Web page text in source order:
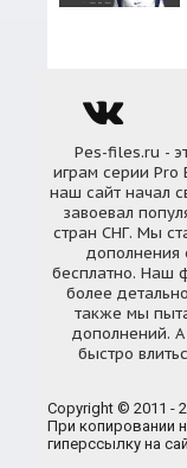
Pes-files.ru -
играм серии Pro
наш сайт начал
завоевал
стран СНГ. Мы
дополнения
бесплатно. Наш
более
также мы
дополнений.
быстро
Copyright © 2011 -
При копировании
гиперссылку на